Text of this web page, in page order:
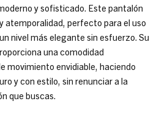
y sofisticado. Este pantalón
atemporalidad, perfecto para el uso
nivel más elegante sin esfuerzo. Su
una comodidad
movimiento envidiable, haciendo
y con estilo, sin renunciar a la
que buscas.